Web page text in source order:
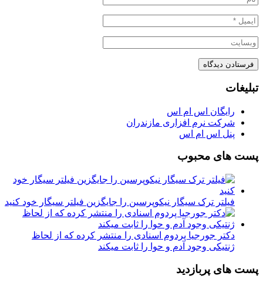
تبلیغات
رایگان اس ام اس
شرکت نرم افزاری مازندران
پنل اس ام اس
پست های محبوب
فیلتر ترک سیگار نیکوپرسین را جایگزین فیلتر سیگار خود کنید
دکتر جورجیا پردوم اسنادی را منتشر کرده که از لحاظ
ژنتیکی وجود آدم و حوا را ثابت میکند
پست های پربازدید